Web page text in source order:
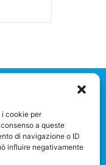
i cookie per
a queste
di navigazione o ID
influire negativamente